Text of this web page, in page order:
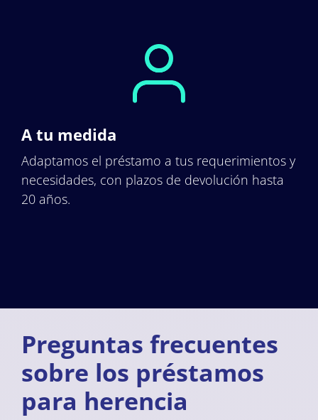
A tu medida
Adaptamos el préstamo a tus requerimientos y
necesidades, con plazos de devolución hasta
20 años.
Preguntas frecuentes
sobre los préstamos
para herencia